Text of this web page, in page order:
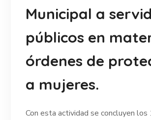
Municipal a
públicos en
órdenes de
a mujeres.
Con esta actividad se concluyen los